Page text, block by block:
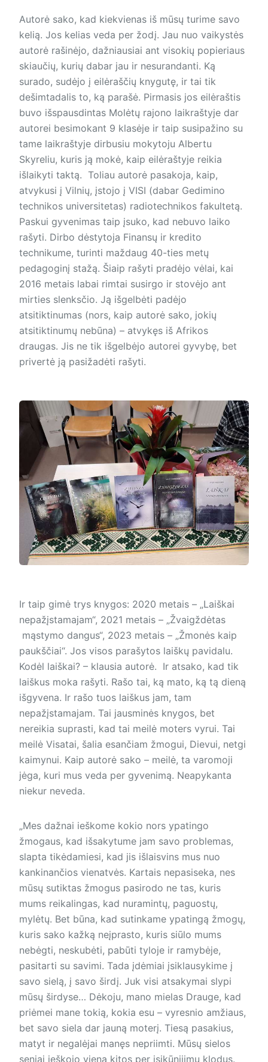
Autorė sako, kad kiekvienas iš mūsų turime savo
kelią. Jos kelias veda per žodį. Jau nuo vaikystės
autorė rašinėjo, dažniausiai ant visokių popieriaus
skiaučių, kurių dabar jau ir nesurandanti. Ką
surado, sudėjo į eilėraščių knygutę, ir tai tik
dešimtadalis to, ką parašė. Pirmasis jos eilėraštis
buvo išspausdintas Molėtų rajono laikraštyje dar
autorei besimokant 9 klasėje ir taip susipažino su
tame laikraštyje dirbusiu mokytoju Albertu
Skyreliu, kuris ją mokė, kaip eilėraštyje reikia
išlaikyti taktą. Toliau autorė pasakoja, kaip,
atvykusi į Vilnių, įstojo į VISI (dabar Gedimino
technikos universitetas) radiotechnikos fakultetą.
Paskui gyvenimas taip įsuko, kad nebuvo laiko
rašyti. Dirbo dėstytoja Finansų ir kredito
technikume, turinti maždaug 40-ties metų
pedagoginį stažą. Šiaip rašyti pradėjo vėlai, kai
2016 metais labai rimtai susirgo ir stovėjo ant
mirties slenksčio. Ją išgelbėti padėjo
atsitiktinumas (nors, kaip autorė sako, jokių
atsitiktinumų nebūna) – atvykęs iš Afrikos
draugas. Jis ne tik išgelbėjo autorei gyvybę, bet
privertė ją pasižadėti rašyti.
Ir taip gimė trys knygos: 2020 metais – „Laiškai
nepažįstamajam“, 2021 metais – „Žvaigždėtas
mąstymo dangus“, 2023 metais – „Žmonės kaip
paukščiai“. Jos visos parašytos laiškų pavidalu.
Kodėl laiškai? – klausia autorė. Ir atsako, kad tik
laiškus moka rašyti. Rašo tai, ką mato, ką tą dieną
išgyvena. Ir rašo tuos laiškus jam, tam
nepažįstamajam. Tai jausminės knygos, bet
nereikia suprasti, kad tai meilė moters vyrui. Tai
meilė Visatai, šalia esančiam žmogui, Dievui, netgi
kaimynui. Kaip autorė sako – meilė, ta varomoji
jėga, kuri mus veda per gyvenimą. Neapykanta
niekur neveda.
„Mes dažnai ieškome kokio nors ypatingo
žmogaus, kad išsakytume jam savo problemas,
slapta tikėdamiesi, kad jis išlaisvins mus nuo
kankinančios vienatvės. Kartais nepasiseka, nes
mūsų sutiktas žmogus pasirodo ne tas, kuris
mums reikalingas, kad nuramintų, paguostų,
mylėtų. Bet būna, kad sutinkame ypatingą žmogų,
kuris sako kažką neįprasto, kuris siūlo mums
nebėgti, neskubėti, pabūti tyloje ir ramybėje,
pasitarti su savimi. Tada įdėmiai įsiklausykime į
savo sielą, į savo širdį. Juk visi atsakymai slypi
mūsų širdyse… Dėkoju, mano mielas Drauge, kad
priėmei mane tokią, kokia esu – vyresnio amžiaus,
bet savo siela dar jauną moterį. Tiesą pasakius,
matyt ir negalėjai manęs nepriimti. Mūsų sielos
seniai ieškojo viena kitos per įsikūnijimų klodus.